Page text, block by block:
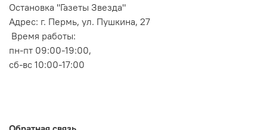
Остановка "Газеты Звезда"
Адрес: г. Пермь, ул. Пушкина, 27
Время работы:
пн-пт 09:00-19:00,
сб-вс 10:00-17:00